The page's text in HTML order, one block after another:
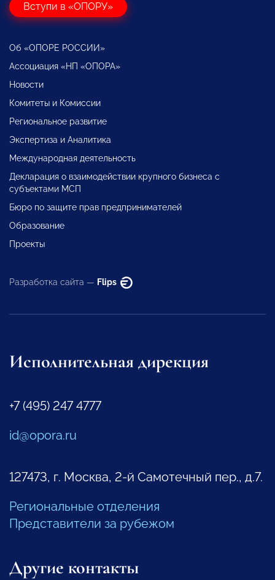
Вступи в «ОПОРУ»
Об «ОПОРЕ РОССИИ»
Ассоциация «НП «ОПОРА»
Новости
Комитеты и Комиссии
Региональное развитие
Экспертиза и Аналитика
Международная деятельность
Декларация о взаимодействии крупного бизнеса с
субъектами МСП
Бюро по защите прав предпринимателей
Образование
Проекты
Разработка сайта — Flips
Исполнительная дирекция
+7 (495) 247 4777
id@opora.ru
127473, г. Москва, 2-й Самотечный пер., д.7.
Региональные отделения
Представители за рубежом
Другие контакты